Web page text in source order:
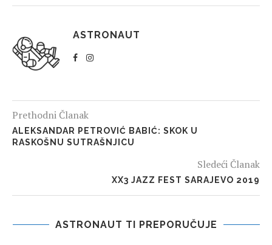
ASTRONAUT
Prethodni Članak
ALEKSANDAR PETROVIĆ BABIĆ: SKOK U
RASKOŠNU SUTRAŠNJICU
Sledeći Članak
XX3 JAZZ FEST SARAJEVO 2019
ASTRONAUT TI PREPORUČUJE